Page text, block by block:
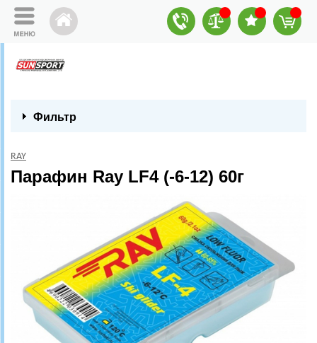
Фильтр
RAY
Парафин Ray LF4 (-6-12) 60г